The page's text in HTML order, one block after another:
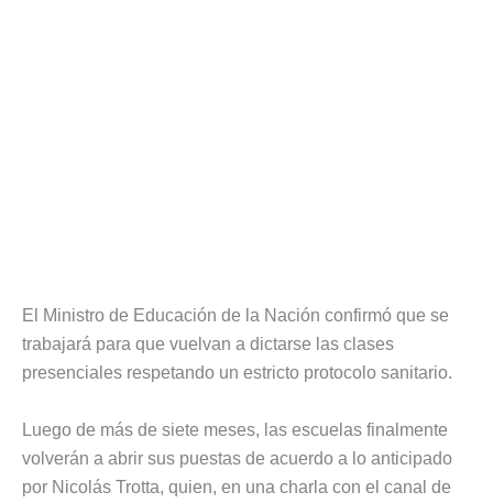
El Ministro de Educación de la Nación confirmó que se
trabajará para que vuelvan a dictarse las clases
presenciales respetando un estricto protocolo sanitario.
Luego de más de siete meses, las escuelas finalmente
volverán a abrir sus puestas de acuerdo a lo anticipado
por Nicolás Trotta, quien, en una charla con el canal de